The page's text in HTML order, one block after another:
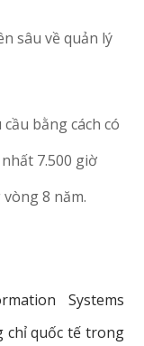
sâu về quản lý
bằng cách có
7.500 giờ
8 năm.
Systems
chỉ quốc tế trong